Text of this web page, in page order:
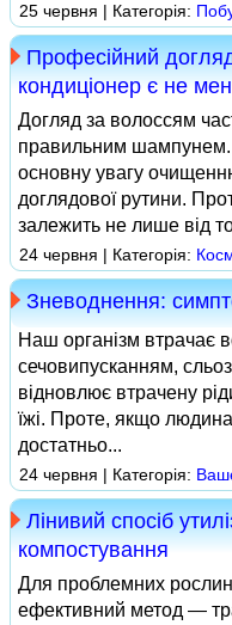
25 червня | Категорія:
Професійний
кондиціонер є не
Догляд за волоссям
правильним шампунем.
основну увагу
доглядової рутини.
залежить не лише від
24 червня | Категорія:
Зневоднення:
Наш організм втрачає
сечовипусканням,
відновлює втрачену
їжі. Проте, якщо
достатньо...
24 червня | Категорія:
Лінивий спосіб
компостування
Для проблемних
ефективний метод —